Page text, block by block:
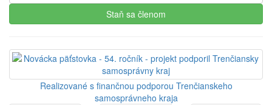
Staň sa členom
Realizované s finančnou podporou Trenčianskeho
samosprávneho kraja